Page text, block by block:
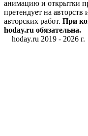
анимацию и открытки
претендует на
авторских работ. При
hoday.ru обязательна.
hoday.ru 2019 - 2026 г.